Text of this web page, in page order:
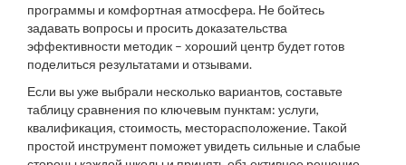
программы и комфортная атмосфера. Не бойтесь
задавать вопросы и просить доказательства
эффективности методик – хороший центр будет готов
поделиться результатами и отзывами.
Если вы уже выбрали несколько вариантов, составьте
таблицу сравнения по ключевым пунктам: услуги,
квалификация, стоимость, месторасположение. Такой
простой инструмент поможет увидеть сильные и слабые